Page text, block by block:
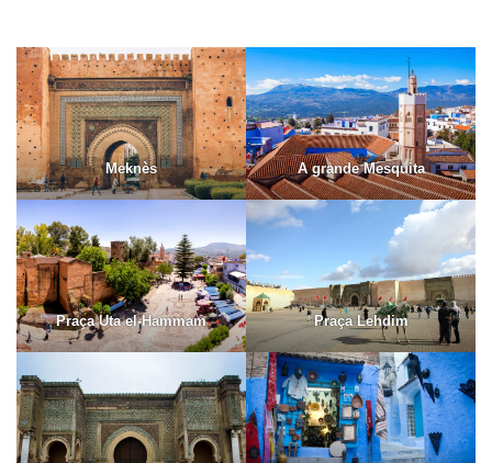
Meknès A grande Mesquita
Praça Uta el-Hammam Praça Lehdim